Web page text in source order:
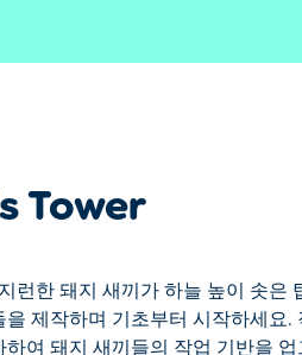
Tower
런한 돼지 새끼가 하늘 높이 솟은
제작하며 기초부터 시작하세요
여 돼지 새끼들의 작업 기반을